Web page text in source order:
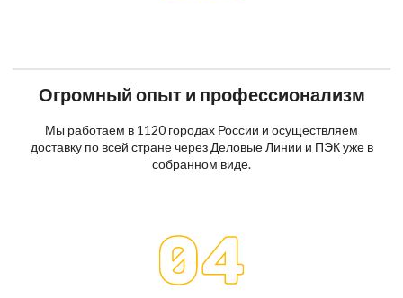
Огромный опыт и профессионализм
Мы работаем в 1120 городах России и осуществляем
доставку по всей стране через Деловые Линии и ПЭК уже в
собранном виде.